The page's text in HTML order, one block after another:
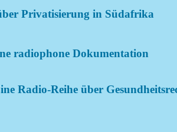
Privatisierung in Südafrika
radiophone Dokumentation
Radio-Reihe über